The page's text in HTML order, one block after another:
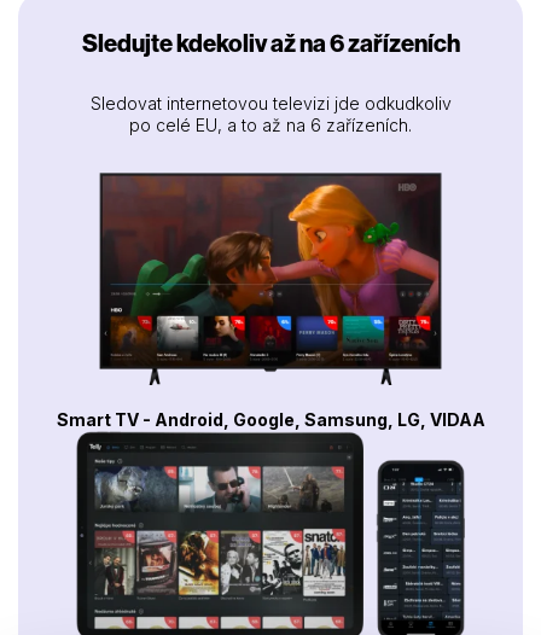
Sledujte kdekoliv až na 6 zařízeních
Sledovat internetovou televizi jde odkudkoliv
po celé EU, a to až na 6 zařízeních.
Smart TV - Android, Google, Samsung, LG, VIDAA